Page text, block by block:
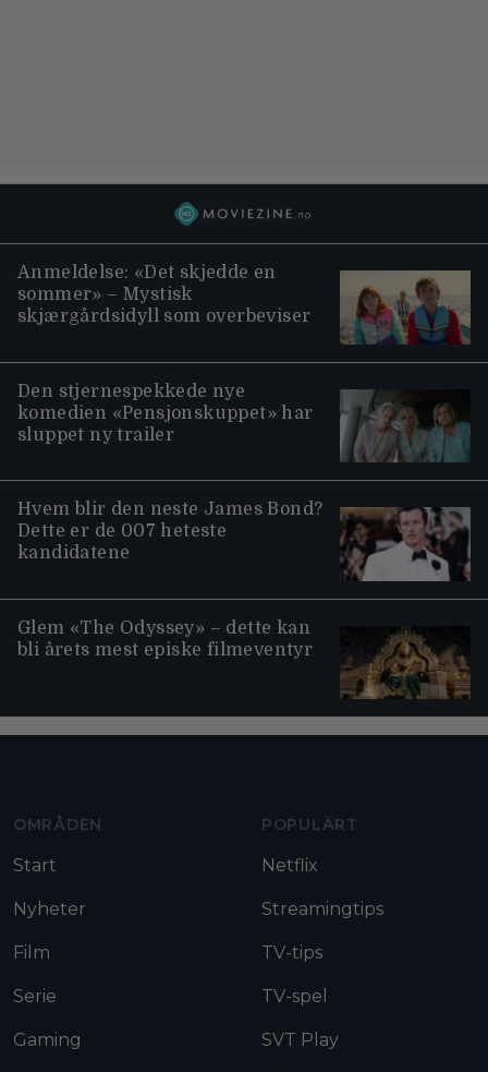
Anmeldelse: «Det skjedde en
sommer» – Mystisk
skjærgårdsidyll som overbeviser
Den stjernespekkede nye
komedien «Pensjonskuppet» har
sluppet ny trailer
Hvem blir den neste James Bond?
Dette er de 007 heteste
kandidatene
Glem «The Odyssey» – dette kan
bli årets mest episke filmeventyr
OMRÅDEN
Start
Nyheter
Film
Serie
Gaming
POPULÄRT
Netflix
Streamingtips
TV-tips
TV-spel
SVT Play